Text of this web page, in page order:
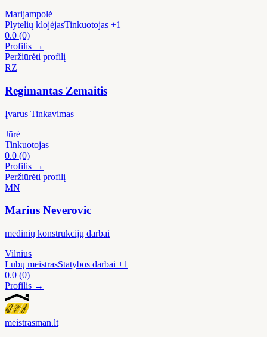
Marijampolė
Plytelių klojėjasTinkuotojas +1
0.0 (0)
Profilis →
Peržiūrėti profilį
RZ
Regimantas Zemaitis
Įvarus Tinkavimas
Jūrė
Tinkuotojas
0.0 (0)
Profilis →
Peržiūrėti profilį
MN
Marius Neverovic
medinių konstrukcijų darbai
Vilnius
Lubų meistrasStatybos darbai +1
0.0 (0)
Profilis →
meistrasman.lt